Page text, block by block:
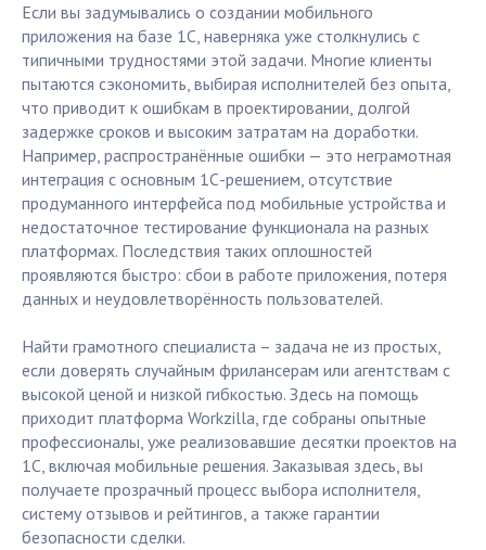
Если вы задумывались о создании мобильного
приложения на базе 1С, наверняка уже столкнулись с
типичными трудностями этой задачи. Многие клиенты
пытаются сэкономить, выбирая исполнителей без опыта,
что приводит к ошибкам в проектировании, долгой
задержке сроков и высоким затратам на доработки.
Например, распространённые ошибки — это неграмотная
интеграция с основным 1С-решением, отсутствие
продуманного интерфейса под мобильные устройства и
недостаточное тестирование функционала на разных
платформах. Последствия таких оплошностей
проявляются быстро: сбои в работе приложения, потеря
данных и неудовлетворённость пользователей.
Найти грамотного специалиста – задача не из простых,
если доверять случайным фрилансерам или агентствам с
высокой ценой и низкой гибкостью. Здесь на помощь
приходит платформа Workzilla, где собраны опытные
профессионалы, уже реализовавшие десятки проектов на
1С, включая мобильные решения. Заказывая здесь, вы
получаете прозрачный процесс выбора исполнителя,
систему отзывов и рейтингов, а также гарантии
безопасности сделки.